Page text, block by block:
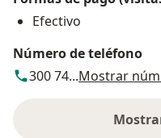
Efectivo
Número de teléfono
300 74...Mostrar